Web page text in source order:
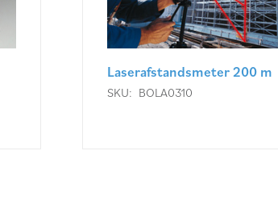
Laserafstandsmeter 200 m
SKU: BOLA0310